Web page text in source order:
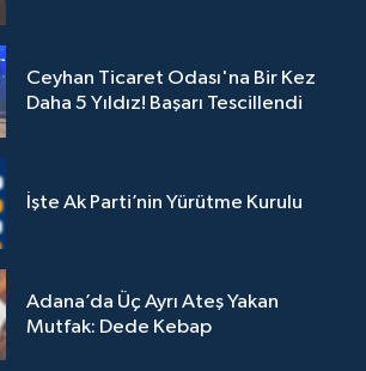
Ceyhan Ticaret Odası'na Bir Kez
Daha 5 Yıldız! Başarı Tescillendi
İşte Ak Parti’nin Yürütme Kurulu
Adana’da Üç Ayrı Ateş Yakan
Mutfak: Dede Kebap